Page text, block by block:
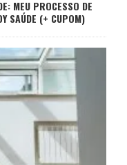
MEU PROCESSO DE
SAÚDE (+ CUPOM)